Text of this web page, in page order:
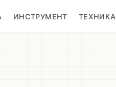
ИНСТРУМЕНТ ТЕХНИКА